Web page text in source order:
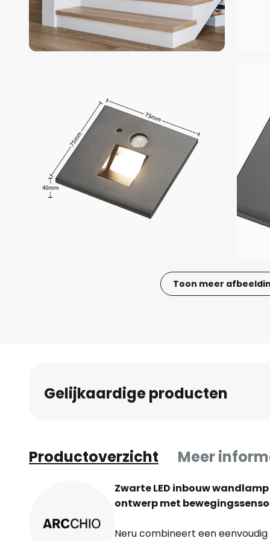
Toon meer
afbeeldingen-
Gelijkaardige producten
Productoverzicht Meer
Zwarte LED inbouw
ontwerp met
Neru combineert een